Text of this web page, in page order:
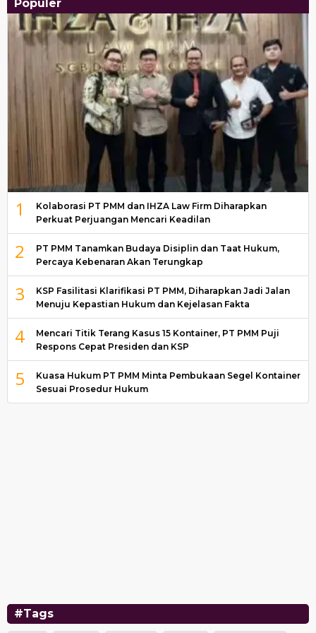
Populer
1
Kolaborasi PT PMM dan IHZA Law Firm Diharapkan
Perkuat Perjuangan Mencari Keadilan
2
PT PMM Tanamkan Budaya Disiplin dan Taat Hukum,
Percaya Kebenaran Akan Terungkap
3
KSP Fasilitasi Klarifikasi PT PMM, Diharapkan Jadi Jalan
Menuju Kepastian Hukum dan Kejelasan Fakta
4
Mencari Titik Terang Kasus 15 Kontainer, PT PMM Puji
Respons Cepat Presiden dan KSP
5
Kuasa Hukum PT PMM Minta Pembukaan Segel Kontainer
Sesuai Prosedur Hukum
#Tags